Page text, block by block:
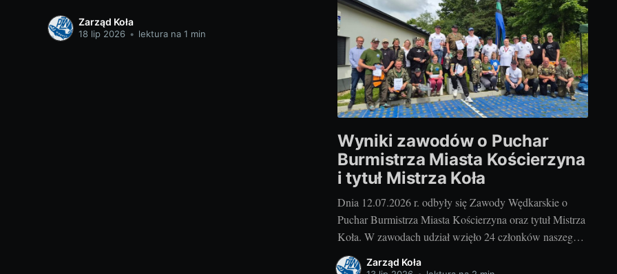
Zarząd Koła
18 lip 2026 • lektura na 1 min
Wyniki zawodów o Puchar
Burmistrza Miasta Kościerzyna
i tytuł Mistrza Koła
Dnia 12.07.2026 r. odbyły się Zawody Wędkarskie o
Puchar Burmistrza Miasta Kościerzyna oraz tytuł Mistrza
Koła. W zawodach udział wzięło 24 członków naszego
koła oraz zaproszeni goście z kół PZW Łubiana i PZW
Zarząd Koła